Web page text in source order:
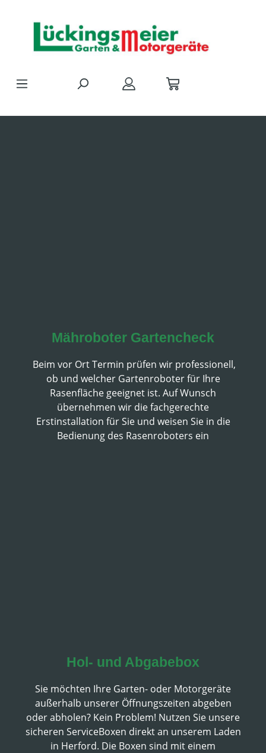
Mähroboter Gartencheck
Beim vor Ort Termin prüfen wir professionell,
ob und welcher Gartenroboter für Ihre
Rasenfläche geeignet ist. Auf Wunsch
übernehmen wir die fachgerechte
Erstinstallation für Sie und weisen Sie in die
Bedienung des Rasenroboters ein
Hol- und Abgabebox
Sie möchten Ihre Garten- oder Motorgeräte
außerhalb unserer Öffnungszeiten abgeben
oder abholen? Kein Problem! Nutzen Sie unsere
sicheren ServiceBoxen direkt an unserem Laden
in Herford. Die Boxen sind mit einem